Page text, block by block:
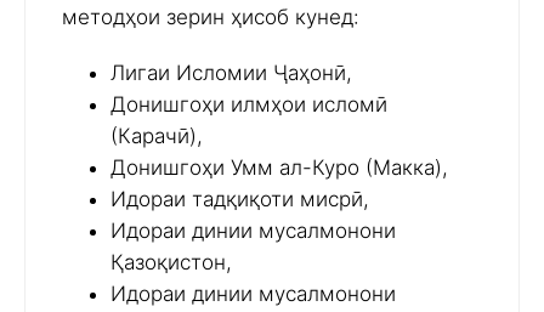
методҳои зерин ҳисоб кунед:
Лигаи Исломии Ҷаҳонӣ,
Донишгоҳи илмҳои исломӣ
(Карачӣ),
Донишгоҳи Умм ал-Куро (Макка),
Идораи тадқиқоти мисрӣ,
Идораи динии мусалмонони
Қазоқистон,
Идораи динии мусалмонони